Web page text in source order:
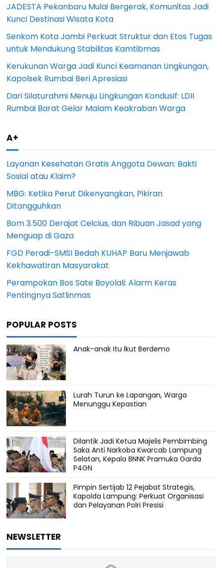
JADESTA Pekanbaru Mulai Bergerak, Komunitas Jadi
Kunci Destinasi Wisata Kota
Senkom Kota Jambi Perkuat Struktur dan Etos Tugas
untuk Mendukung Stabilitas Kamtibmas
Kerukunan Warga Jadi Kunci Keamanan Lingkungan,
Kapolsek Rumbai Beri Apresiasi
Dari Silaturahmi Menuju Lingkungan Kondusif: LDII
Rumbai Barat Gelar Malam Keakraban Warga
A+
Layanan Kesehatan Gratis Anggota Dewan: Bakti
Sosial atau Klaim?
MBG: Ketika Perut Dikenyangkan, Pikiran
Ditangguhkan
Bom 3.500 Derajat Celcius, dan Ribuan Jasad yang
Menguap di Gaza
FGD Peradi-SMSI Bedah KUHAP Baru Menjawab
Kekhawatiran Masyarakat
Perampokan Bos Sate Boyolali: Alarm Keras
Pentingnya Satlinmas
POPULAR POSTS
Anak-anak Itu Ikut Berdemo
Lurah Turun ke Lapangan, Warga
Menunggu Kepastian
Dilantik Jadi Ketua Majelis Pembimbing
Saka Anti Narkoba Kwarcab Lampung
Selatan, Kepala BNNK Pramuka Garda
P4GN
Pimpin Sertijab 12 Pejabat Strategis,
Kapolda Lampung: Perkuat Organisasi
dan Pelayanan Polri Presisi
NEWSLETTER